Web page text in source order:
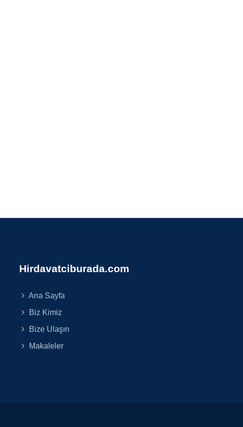
Hirdavatciburada.com
Ana Sayfa
Biz Kimiz
Bize Ulaşın
Makaleler